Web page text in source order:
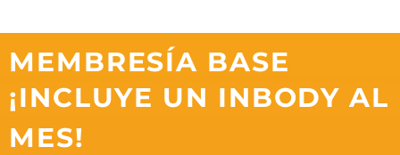
MEMBRESÍA BASE
¡INCLUYE UN INBODY AL
MES!